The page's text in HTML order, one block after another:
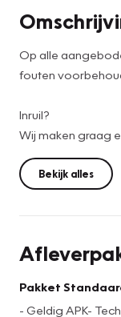
Op alle
fouten
Inruil?
Wij maken graag
auto , stuur
volgende
eventuele
Bij Vakgarage
klant goed
Bekijk alles
Pakket
- Geldig APK-